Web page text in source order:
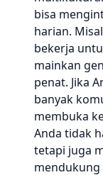
bisa
harian.
bekerja
mainkan
penat. Jika
banyak
membuka
Anda tidak
tetapi juga
mendukung